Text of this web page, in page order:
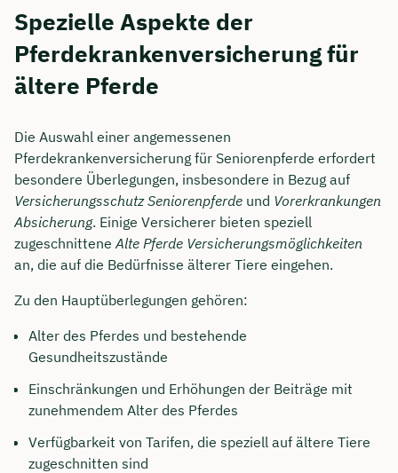
Spezielle Aspekte der
Pferdekrankenversicherung für
ältere Pferde
Die Auswahl einer angemessenen
Pferdekrankenversicherung für Seniorenpferde erfordert
besondere Überlegungen, insbesondere in Bezug auf
Versicherungsschutz Seniorenpferde und Vorerkrankungen
Absicherung. Einige Versicherer bieten speziell
zugeschnittene Alte Pferde Versicherungsmöglichkeiten
an, die auf die Bedürfnisse älterer Tiere eingehen.
Zu den Hauptüberlegungen gehören:
Alter des Pferdes und bestehende
Gesundheitszustände
Einschränkungen und Erhöhungen der Beiträge mit
zunehmendem Alter des Pferdes
Verfügbarkeit von Tarifen, die speziell auf ältere Tiere
zugeschnitten sind